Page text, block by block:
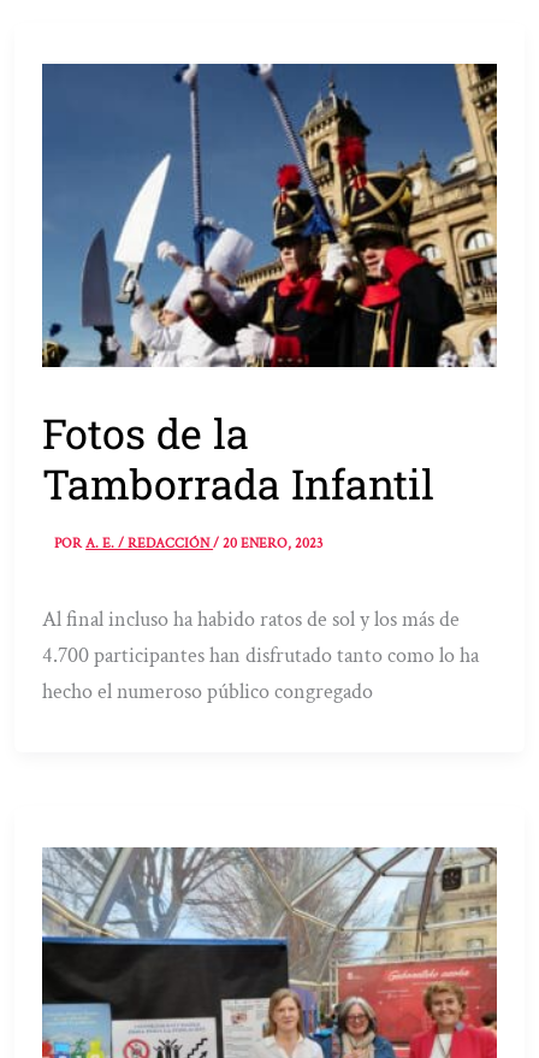
Fotos de la
Tamborrada Infantil
PORA. E. / REDACCIÓN/20 ENERO, 2023
Al final incluso ha habido ratos de sol y los más de
4.700 participantes han disfrutado tanto como lo ha
hecho el numeroso público congregado